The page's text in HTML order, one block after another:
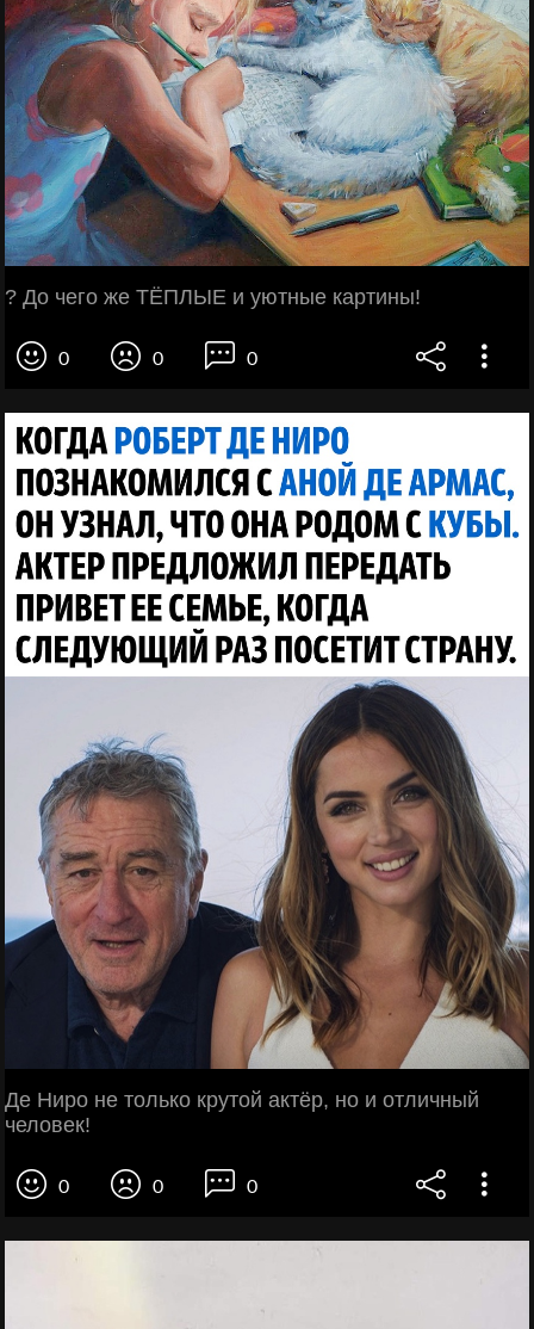
? До чего же ТЁПЛЫЕ и уютные картины!
0 0 0
Де Ниро не только крутой актёр, но и отличный
человек!
0 0 0